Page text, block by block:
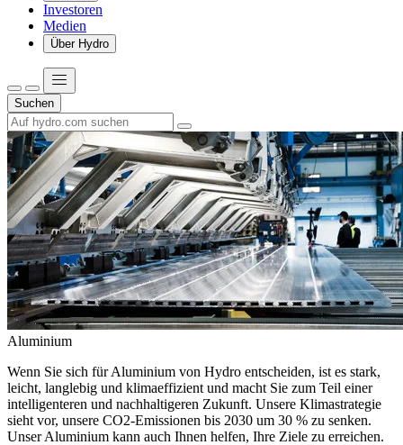
Investoren
Medien
Über Hydro
Suchen
Aluminium
Wenn Sie sich für Aluminium von Hydro entscheiden, ist es stark,
leicht, langlebig und klimaeffizient und macht Sie zum Teil einer
intelligenteren und nachhaltigeren Zukunft. Unsere Klimastrategie
sieht vor, unsere CO2-Emissionen bis 2030 um 30 % zu senken.
Unser Aluminium kann auch Ihnen helfen, Ihre Ziele zu erreichen.